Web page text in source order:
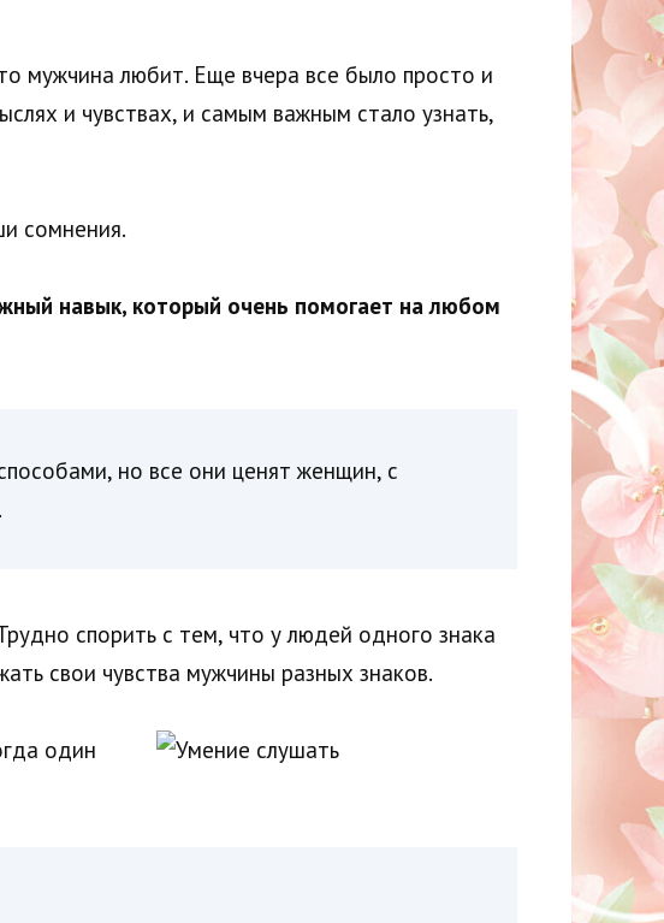
мужчина любит. Еще вчера все было просто и
и чувствах, и самым важным стало узнать,
сомнения.
навык, который очень помогает на любом
но все они ценят женщин, с
спорить с тем, что у людей одного знака
свои чувства мужчины разных знаков.
один